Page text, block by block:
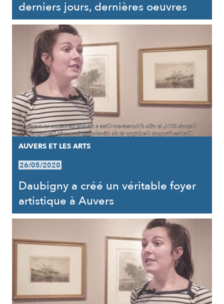
derniers jours, dernières oeuvres
AUVERS ET LES ARTS
26/05/2020
Daubigny a créé un véritable foyer
artistique à Auvers